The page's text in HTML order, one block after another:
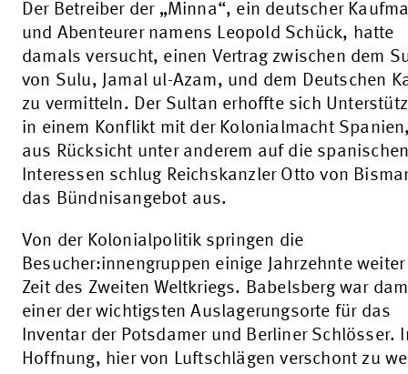
Der Betreiber der „Minna“, ein deutscher
und Abenteurer namens Leopold Schück, hatte
damals versucht, einen Vertrag zwischen dem
von Sulu, Jamal ul-Azam, und dem Deutschen
zu vermitteln. Der Sultan erhoffte sich
in einem Konflikt mit der Kolonialmacht
aus Rücksicht unter anderem auf die
Interessen schlug Reichskanzler Otto von
das Bündnisangebot aus.
Von der Kolonialpolitik springen die
Besucher:innengruppen einige Jahrzehnte
Zeit des Zweiten Weltkriegs. Babelsberg war
einer der wichtigsten Auslagerungsorte für das
Inventar der Potsdamer und Berliner Schlösser.
Hoffnung, hier von Luftschlägen verschont zu